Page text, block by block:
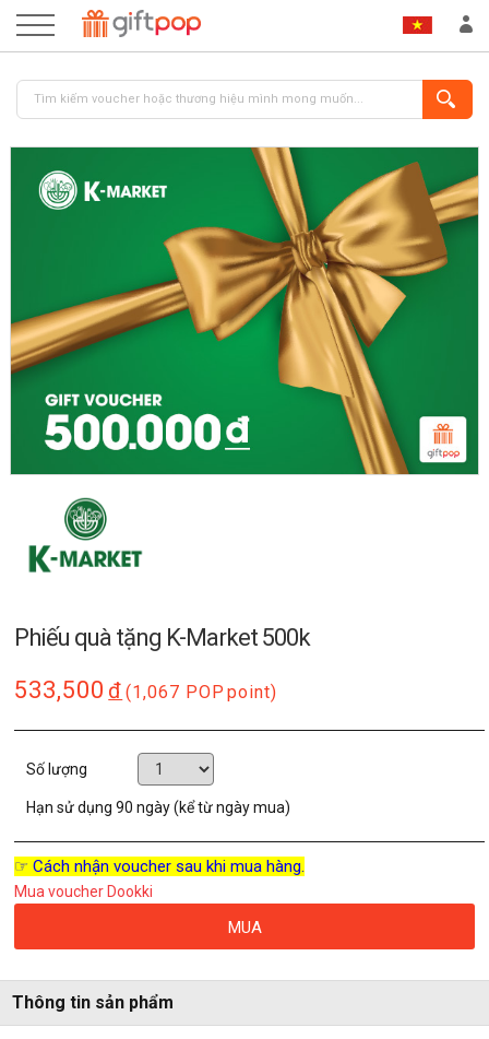
ĐĂNG NHẬP ĐĂNG KÝ
Phiếu quà tặng K-Market 500k
533,500 đ (1,067 POP point)
Số lượng
Hạn sử dụng90 ngày (kể từ ngày mua)
☞ Cách nhận voucher sau khi mua hàng.
Mua voucher Dookki
MUA
Thông tin sản phẩm